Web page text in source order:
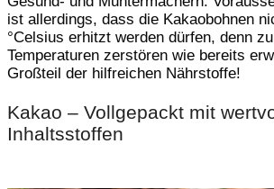
ist allerdings, dass die Kakaobohnen
°Celsius erhitzt werden dürfen, denn
Temperaturen zerstören wie bereits
Großteil der hilfreichen Nährstoffe!
Kakao – Vollgepackt mit
Inhaltsstoffen